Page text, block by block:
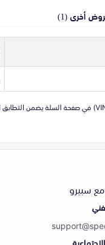
أخرى (1)
سبيرو